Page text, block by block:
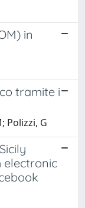
in
tramite i
Polizzi, G
electronic